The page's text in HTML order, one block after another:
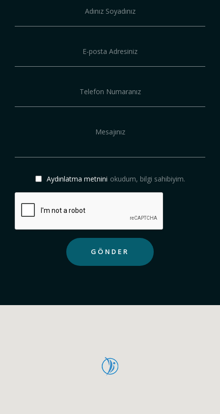
Aydınlatma metnini okudum, bilgi sahibiyim.
GÖNDER